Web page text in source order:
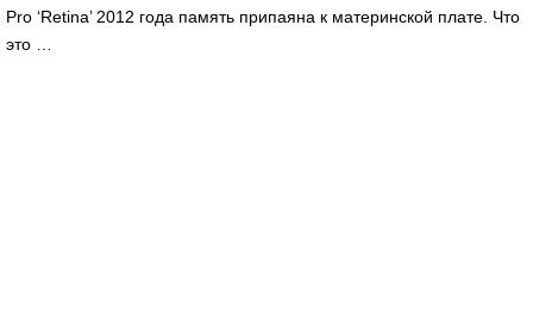
Pro ‘Retina’ 2012 года память припаяна к материнской плате. Что
это …